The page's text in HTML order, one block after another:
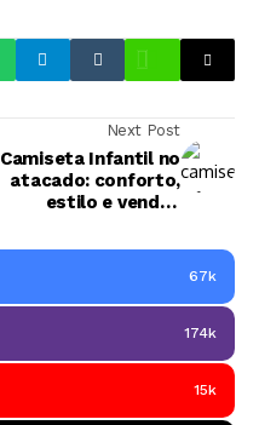
Next Post
Camiseta Infantil no
atacado: conforto,
estilo e vendas
todo
67k
174k
15k